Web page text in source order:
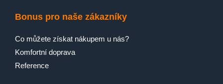
Bonus pro naše zákazníky
Co můžete získat nákupem u nás?
Komfortní doprava
Reference